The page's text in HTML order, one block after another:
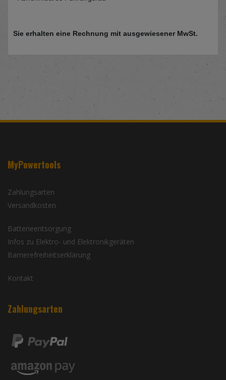
Sie erhalten eine Rechnung mit ausgewiesener MwSt.
MyPowertools
Zahlungsarten
Versandkosten
Batterieentsorgung
Infos zu Elektro- und Elektronikgeräten
Barrierefreiheitserklärung
Kontakt
Zahlungsarten